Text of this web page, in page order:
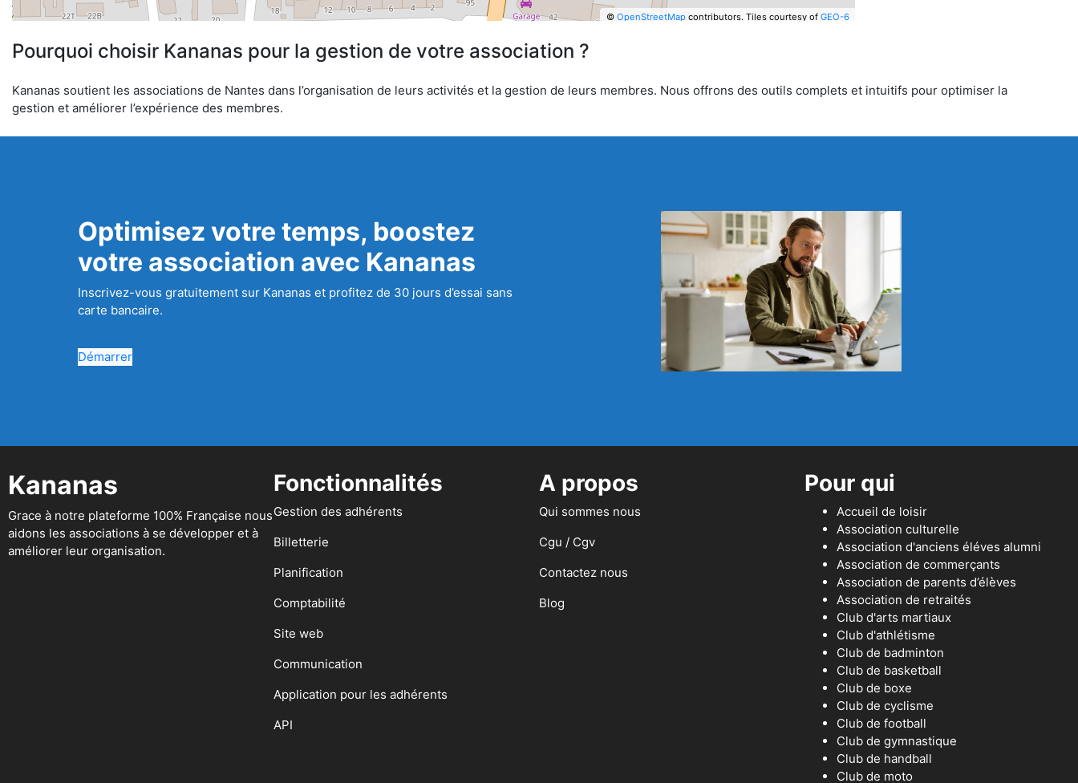
© OpenStreetMapcontributors. Tiles courtesy of GEO-6
Pourquoi choisir Kananas pour la gestion de votre association ?
Kananas soutient les associations de Nantes dans l’organisation de leurs activités et la gestion de leurs membres. Nous offrons des outils complets et intuitifs pour optimiser la
gestion et améliorer l’expérience des membres.
Optimisez votre temps, boostez
votre association avec Kananas
Inscrivez-vous gratuitement sur Kananas et profitez de 30 jours d’essai sans
carte bancaire.
Démarrer
Kananas
Grace à notre plateforme 100% Française nous
aidons les associations à se développer et à
améliorer leur organisation.
Fonctionnalités
Gestion des adhérents
Billetterie
Planification
Comptabilité
Site web
Communication
Application pour les adhérents
API
A propos
Qui sommes nous
Cgu / Cgv
Contactez nous
Blog
Pour qui
Accueil de loisir
Association culturelle
Association d'anciens éléves alumni
Association de commerçants
Association de parents d’élèves
Association de retraités
Club d'arts martiaux
Club d'athlétisme
Club de badminton
Club de basketball
Club de boxe
Club de cyclisme
Club de football
Club de gymnastique
Club de handball
Club de moto